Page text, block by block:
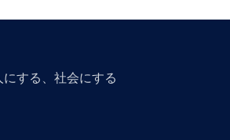
Giveする、社会にGiveする